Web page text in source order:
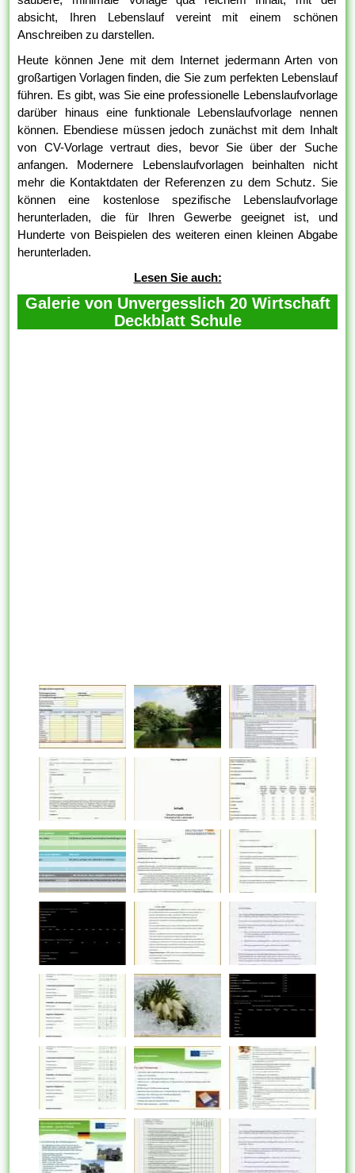
absicht, Ihren Lebenslauf vereint mit einem schönen
Anschreiben zu darstellen.
Heute können Jene mit dem Internet jedermann Arten von
großartigen Vorlagen finden, die Sie zum perfekten Lebenslauf
führen. Es gibt, was Sie eine professionelle Lebenslaufvorlage
darüber hinaus eine funktionale Lebenslaufvorlage nennen
können. Ebendiese müssen jedoch zunächst mit dem Inhalt
von CV-Vorlage vertraut dies, bevor Sie über der Suche
anfangen. Modernere Lebenslaufvorlagen beinhalten nicht
mehr die Kontaktdaten der Referenzen zu dem Schutz. Sie
können eine kostenlose spezifische Lebenslaufvorlage
herunterladen, die für Ihren Gewerbe geeignet ist, und
Hunderte von Beispielen des weiteren einen kleinen Abgabe
herunterladen.
Lesen Sie auch:
Galerie von Unvergesslich 20 Wirtschaft
Deckblatt Schule